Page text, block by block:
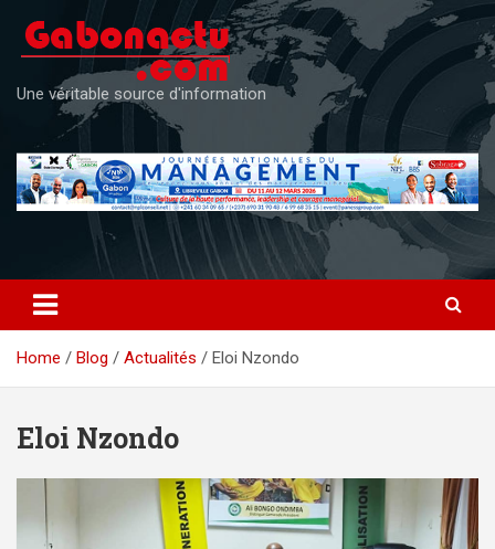
content
Une véritable source d'information
Home Blog Actualités Eloi Nzondo
Eloi Nzondo